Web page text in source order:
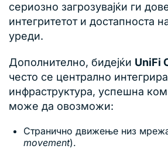
сериозно загрозувајќи ги
интегритетот и достапноста
уреди.
Дополнително, бидејќи UniFi
често се централно
инфраструктура, успешна
може да овозможи:
Странично движење низ
movement).